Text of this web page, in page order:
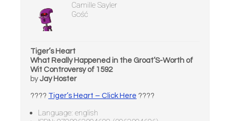
Camille Sayler
Gość
Tiger’s Heart
What Really Happened in the Groat’S-Worth of
Wit Controversy of 1592
byJay Hoster
???? Tiger’s Heart – Click Here ????
Language: english